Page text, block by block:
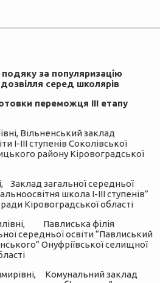
за популяризацію
серед школярів
переможця ІІІ етапу
Вільненський заклад
І-ІІІ ступенів Соколівської
району Кіровоградської
Заклад загальної середньої
школа І-ІІІ ступенів”
Кіровоградської області
Павлиська філія
середньої освіти “Павлиський
Онуфріївської селищної
Комунальний заклад